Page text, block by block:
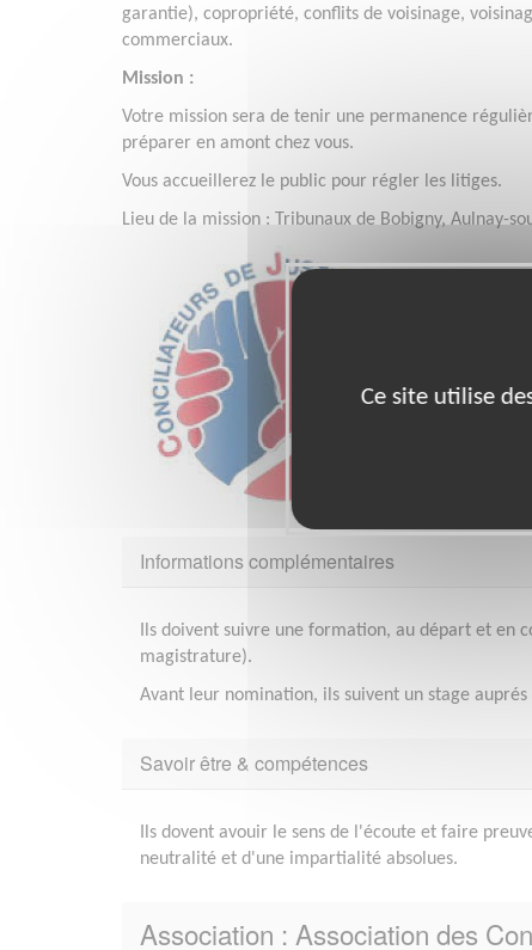
garantie), copropriété, conflits de voisinage,
commerciaux.
Mission :
Votre mission sera de tenir une permanence
préparer en amont chez vous.
Vous accueillerez le public pour régler les litiges.
Lieu de la mission : Tribunaux de Bobigny, Aulnay-
Informations complémentaires
Ils doivent suivre une formation, au départ et en
magistrature).
Avant leur nomination, ils suivent un stage
Savoir être & compétences
Ils dovent avouir le sens de l'écoute et faire
neutralité et d'une impartialité absolues.
Association : Association des
Ce site utilise